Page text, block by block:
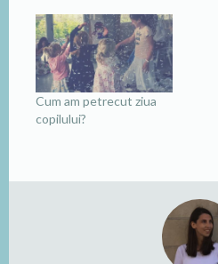
Cum am petrecut ziua
copilului?